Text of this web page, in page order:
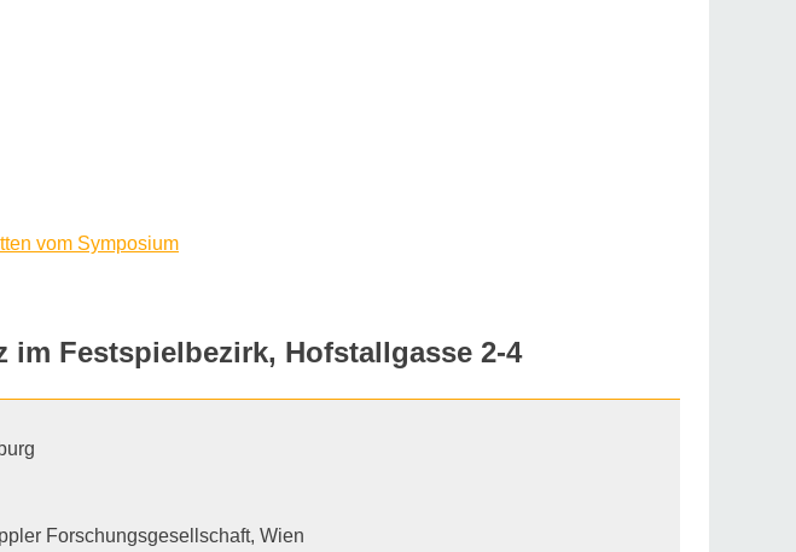
vom Symposium
im Festspielbezirk, Hofstallgasse 2-4
Forschungsgesellschaft, Wien